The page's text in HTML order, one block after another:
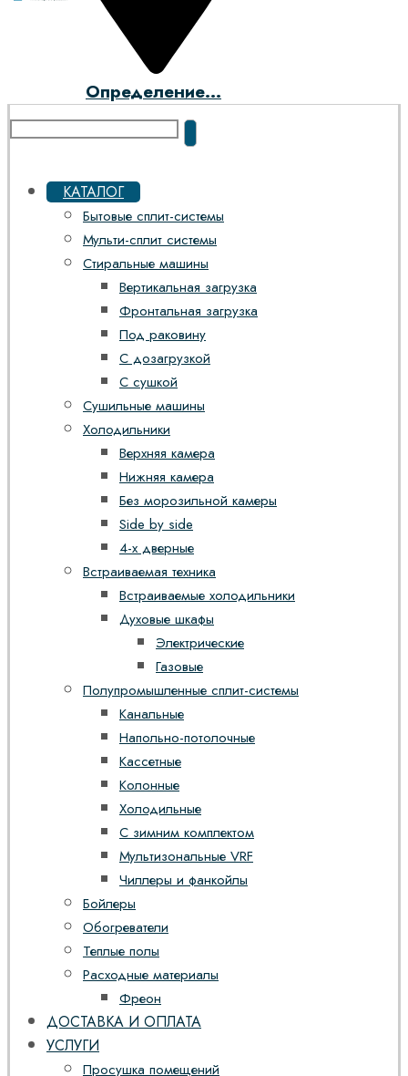
Определение...
КАТАЛОГ
Бытовые сплит-системы
Мульти-сплит системы
Стиральные машины
Вертикальная загрузка
Фронтальная загрузка
Под раковину
С дозагрузкой
С сушкой
Сушильные машины
Холодильники
Верхняя камера
Нижняя камера
Без морозильной камеры
Side by side
4-х дверные
Встраиваемая техника
Встраиваемые холодильники
Духовые шкафы
Электрические
Газовые
Полупромышленные сплит-системы
Канальные
Напольно-потолочные
Кассетные
Колонные
Холодильные
С зимним комплектом
Мультизональные VRF
Чиллеры и фанкойлы
Бойлеры
Обогреватели
Теплые полы
Расходные материалы
Фреон
ДОСТАВКА И ОПЛАТА
УСЛУГИ
Просушка помещений